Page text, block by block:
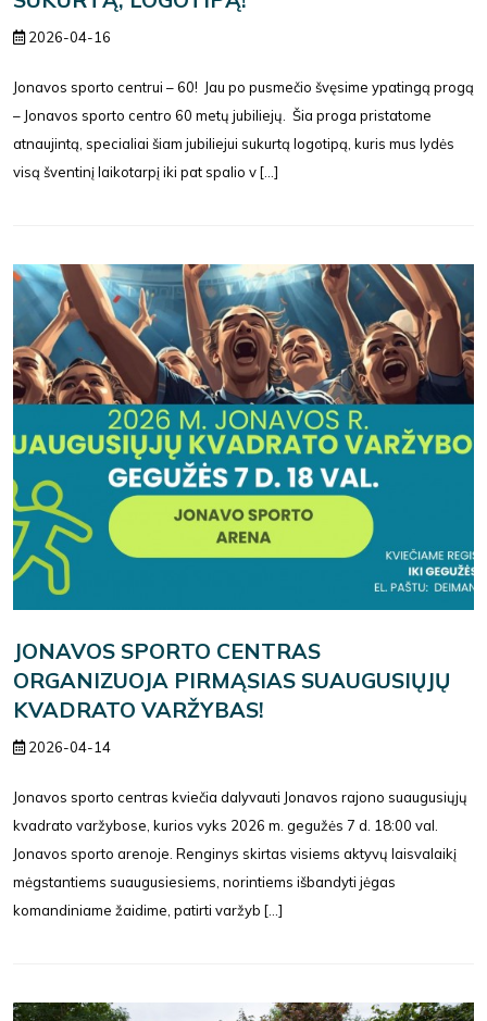
2026-04-16
Jonavos sporto centrui – 60! Jau po pusmečio švęsime ypatingą progą
– Jonavos sporto centro 60 metų jubiliejų. Šia proga pristatome
atnaujintą, specialiai šiam jubiliejui sukurtą logotipą, kuris mus lydės
visą šventinį laikotarpį iki pat spalio v [...]
JONAVOS SPORTO CENTRAS
ORGANIZUOJA PIRMĄSIAS SUAUGUSIŲJŲ
KVADRATO VARŽYBAS!
2026-04-14
Jonavos sporto centras kviečia dalyvauti Jonavos rajono suaugusiųjų
kvadrato varžybose, kurios vyks 2026 m. gegužės 7 d. 18:00 val.
Jonavos sporto arenoje. Renginys skirtas visiems aktyvų laisvalaikį
mėgstantiems suaugusiesiems, norintiems išbandyti jėgas
komandiniame žaidime, patirti varžyb [...]